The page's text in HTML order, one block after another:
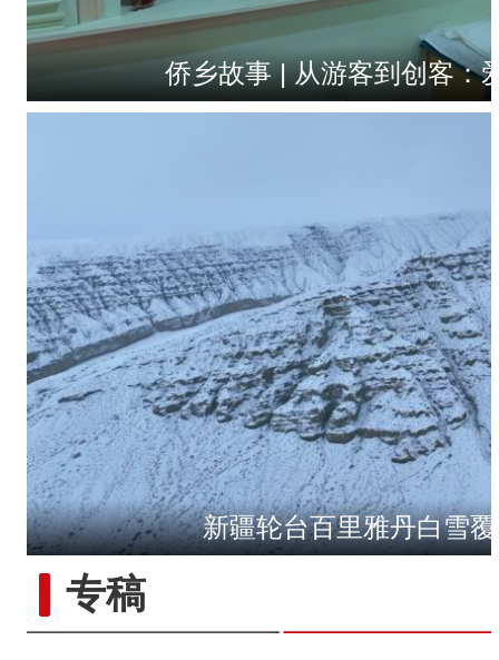
侨乡故事 | 从游客到创客：
侨乡故事 | 新疆吐鲁番烘焙
新疆轮台百里雅丹白雪
专稿